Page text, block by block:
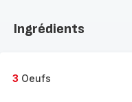
gamme
Ingrédients
3 Oeufs